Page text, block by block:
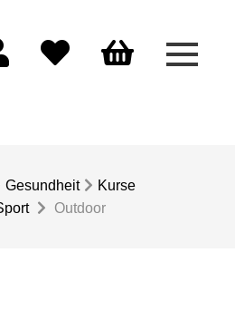
Menü
Gesundheit
Kurse
Outdoor